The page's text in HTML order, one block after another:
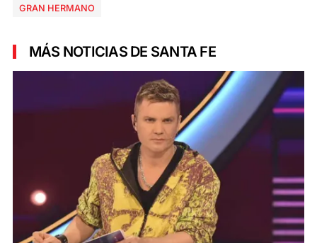
GRAN HERMANO
MÁS NOTICIAS DE SANTA FE